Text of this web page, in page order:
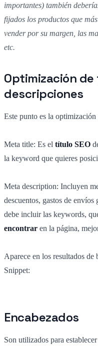
importantes) también
fijados los productos que
vender por su margen, las
etc.
Optimización
descripciones
Este punto es la
Meta title: Es el título SEO
la keyword que quieres
Meta description: Incluyen
descuentos, gastos de
debe incluir las keywords,
encontrar en la página,
Aparece en los resultados de
Snippet:
Encabezados
Son utilizados para